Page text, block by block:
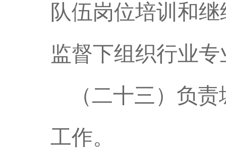
队伍岗位培训和
监督下组织行业
（二十三）负
工作。